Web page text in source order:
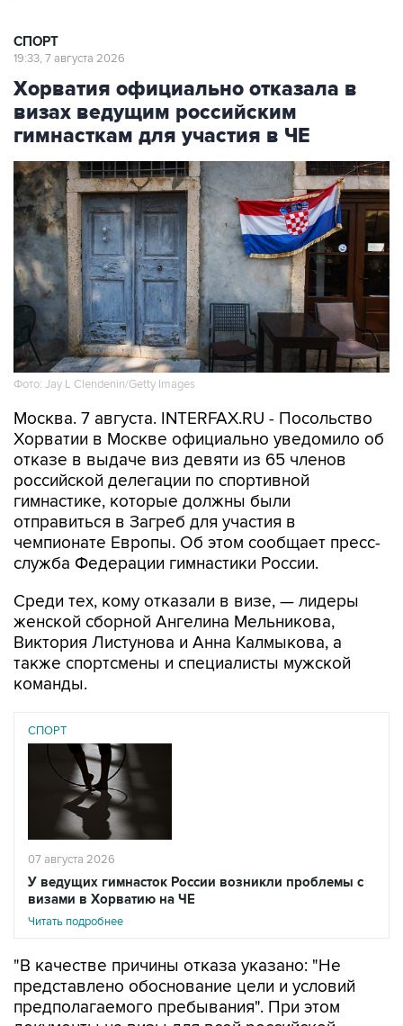
СПОРТ
19:33, 7 августа 2026
Хорватия официально отказала в
визах ведущим российским
гимнасткам для участия в ЧЕ
Фото: Jay L Clendenin/Getty Images
Москва. 7 августа. INTERFAX.RU - Посольство
Хорватии в Москве официально уведомило об
отказе в выдаче виз девяти из 65 членов
российской делегации по спортивной
гимнастике, которые должны были
отправиться в Загреб для участия в
чемпионате Европы. Об этом сообщает пресс-
служба Федерации гимнастики России.
Среди тех, кому отказали в визе, — лидеры
женской сборной Ангелина Мельникова,
Виктория Листунова и Анна Калмыкова, а
также спортсмены и специалисты мужской
команды.
СПОРТ
07 августа 2026
У ведущих гимнасток России возникли проблемы с
визами в Хорватию на ЧЕ
Читать подробнее
"В качестве причины отказа указано: "Не
представлено обоснование цели и условий
предполагаемого пребывания". При этом